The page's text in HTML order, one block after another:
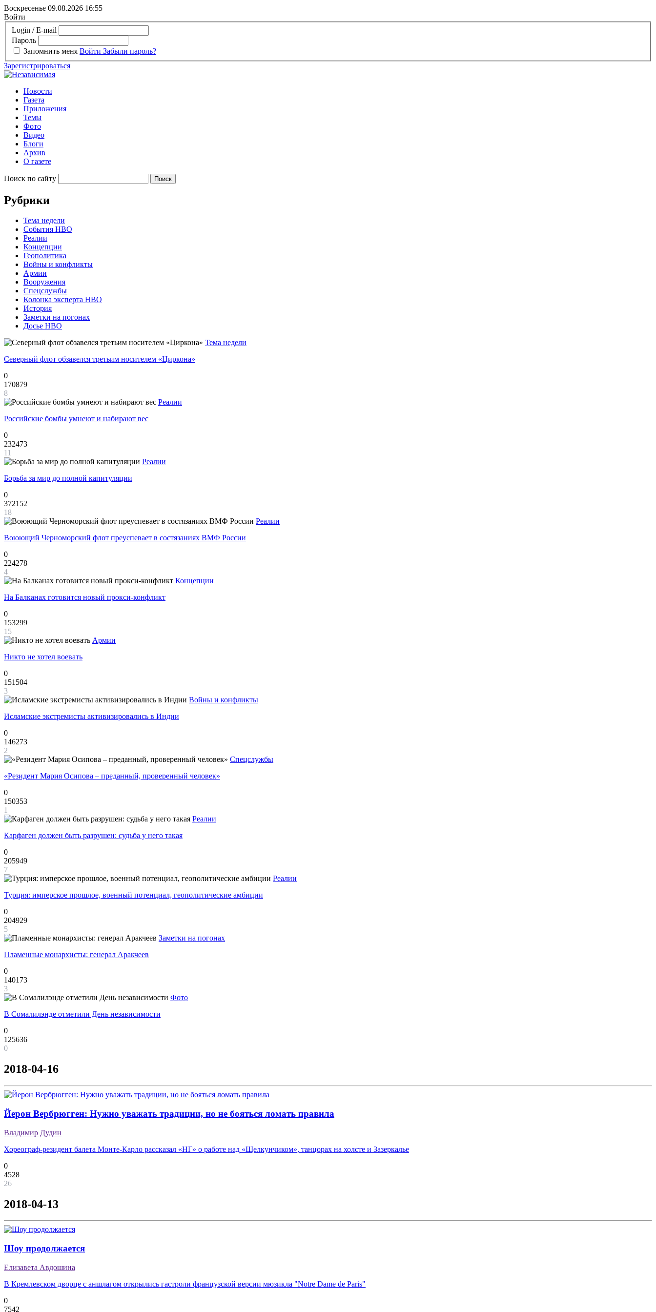
Воскресенье 09.08.2026 16:55
Войти
Login / E-mail
Пароль
Запомнить меня Войти Забыли пароль?
Зарегистрироваться
Новости
Газета
Приложения
Темы
Фото
Видео
Блоги
Архив
О газете
Поиск по сайту
Рубрики
Тема недели
События НВО
Реалии
Концепции
Геополитика
Войны и конфликты
Армии
Вооружения
Спецслужбы
Колонка эксперта НВО
История
Заметки на погонах
Досье НВО
Тема недели
Северный флот обзавелся третьим носителем «Циркона»
0
170879
8
Реалии
Российские бомбы умнеют и набирают вес
0
232473
11
Реалии
Борьба за мир до полной капитуляции
0
372152
18
Реалии
Воюющий Черноморский флот преуспевает в состязаниях ВМФ России
0
224278
4
Концепции
На Балканах готовится новый прокси-конфликт
0
153299
15
Армии
Никто не хотел воевать
0
151504
3
Войны и конфликты
Исламские экстремисты активизировались в Индии
0
146273
2
Спецслужбы
«Резидент Мария Осипова – преданный, проверенный человек»
0
150353
1
Реалии
Карфаген должен быть разрушен: судьба у него такая
0
205949
7
Реалии
Турция: имперское прошлое, военный потенциал, геополитические амбиции
0
204929
5
Заметки на погонах
Пламенные монархисты: генерал Аракчеев
0
140173
3
Фото
В Сомалилэнде отметили День независимости
0
125636
0
2018-04-16
Йерон Вербрюгген: Нужно уважать традиции, но не бояться ломать правила
Владимир Дудин
Хореограф-резидент балета Монте-Карло рассказал «НГ» о работе над «Щелкунчиком», танцорах на холсте и Зазеркалье
0
4528
26
2018-04-13
Шоу продолжается
Елизавета Авдошина
В Кремлевском дворце с аншлагом открылись гастроли французской версии мюзикла "Notre Dame de Paris"
0
7542